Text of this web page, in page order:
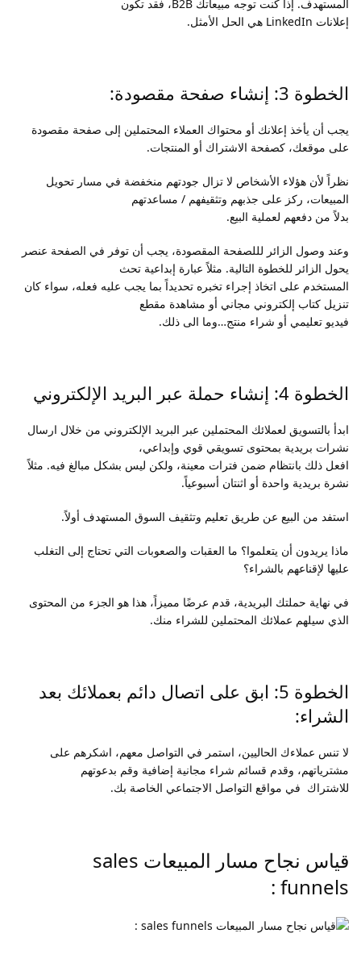
المستهدف. إذا كنت توجه مبيعاتك B2B، فقد تكون
إعلانات LinkedIn هي الحل الأمثل.
الخطوة 3: إنشاء صفحة مقصودة:
يجب أن يأخذ إعلانك أو محتواك العملاء المحتملين إلى صفحة مقصودة
على موقعك، كصفحة الاشتراك أو المنتجات.
نظراً لأن هؤلاء الأشخاص لا تزال جودتهم منخفضة في مسار تحويل
المبيعات، ركز على جذبهم وتثقيفهم / مساعدتهم
بدلاً من دفعهم لعملية البيع.
وعند وصول الزائر لللصفحة المقصودة، يجب أن توفر في الصفحة عنصر
يحول الزائر للخطوة التالية. مثلاً عبارة إبداعية تحث
المستخدم على اتخاذ إجراء تخبره تحديداً بما يجب عليه فعله، سواء كان
تنزيل كتاب إلكتروني مجاني أو مشاهدة مقطع
فيديو تعليمي أو شراء منتج…وما الى ذلك.
الخطوة 4: إنشاء حملة عبر البريد الإلكتروني
ابدأ بالتسويق لعملائك المحتملين عبر البريد الإلكتروني من خلال ارسال
نشرات بريدية بمحتوى تسويقي قوي وإبداعي،
افعل ذلك بانتظام ضمن فترات معينة، ولكن ليس بشكل مبالغ فيه. مثلاً
نشرة بريدية واحدة أو اثنتان أسبوعياً.
استفد من البيع عن طريق تعليم وتثقيف السوق المستهدف أولاً.
ماذا يريدون أن يتعلموا؟ ما العقبات والصعوبات التي تحتاج إلى التغلب
عليها لإقناعهم بالشراء؟
في نهاية حملتك البريدية، قدم عرضًا مميزاً، هذا هو الجزء من المحتوى
الذي سيلهم عملائك المحتملين للشراء منك.
الخطوة 5: ابق على اتصال دائم بعملائك بعد
الشراء:
لا تنس عملاءك الحاليين، استمر في التواصل معهم، اشكرهم على
مشترياتهم، وقدم قسائم شراء مجانية إضافية وقم بدعوتهم
للاشتراك في مواقع التواصل الاجتماعي الخاصة بك.
قياس نجاح مسار المبيعات sales
funnels :